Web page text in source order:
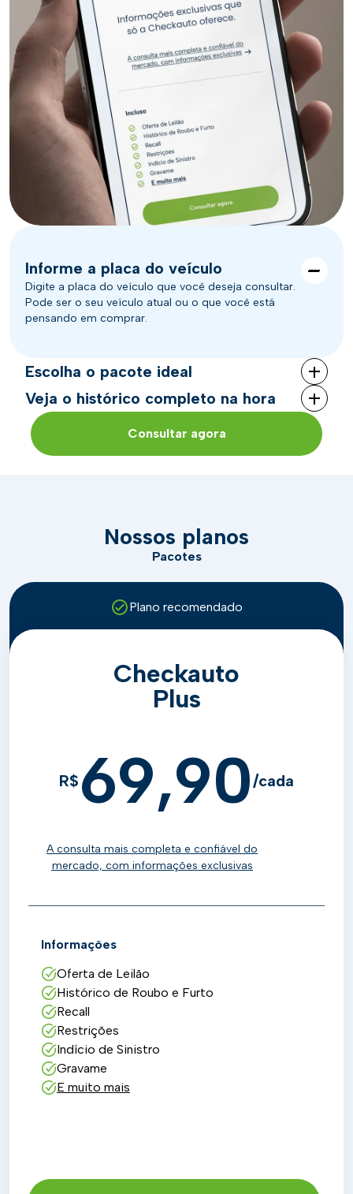
Informe a placa do veículo
Digite a placa do veículo que você deseja consultar.
Pode ser o seu veículo atual ou o que você está
pensando em comprar.
Escolha o pacote ideal
Veja o histórico completo na hora
Consultar agora
Pacotes
Nossos planos
Plano recomendado
Checkauto
Plus
R$ 69,90 /cada
A consulta mais completa e confiável do
mercado, com informações exclusivas
Informações
Oferta de Leilão
Histórico de Roubo e Furto
Recall
Restrições
Indício de Sinistro
Gravame
E muito mais